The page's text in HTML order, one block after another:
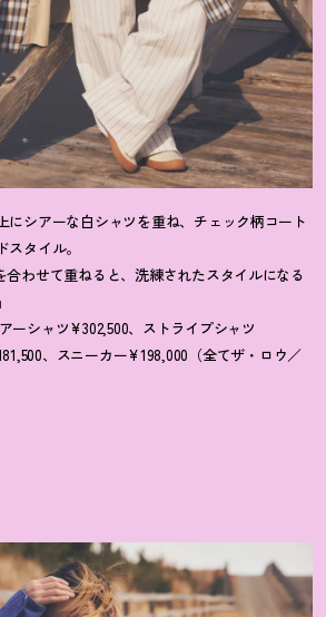
にシアーな白シャツを重ね、チェック柄コート
タイル。
合わせて重ねると、洗練されたスタイルになる
ーシャツ¥302,500、ストライプシャツ
、スニーカー¥198,000（全てザ・ロウ／